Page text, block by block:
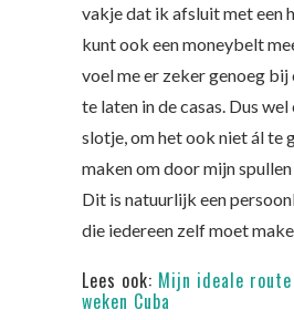
vakje dat ik afsluit met een
kunt ook een moneybelt
voel me er zeker genoeg
te laten in de casas. Dus
slotje, om het ook niet ál te
maken om door mijn spullen
Dit is natuurlijk een
die iedereen zelf moet
Lees ook: Mijn ideale
weken Cuba